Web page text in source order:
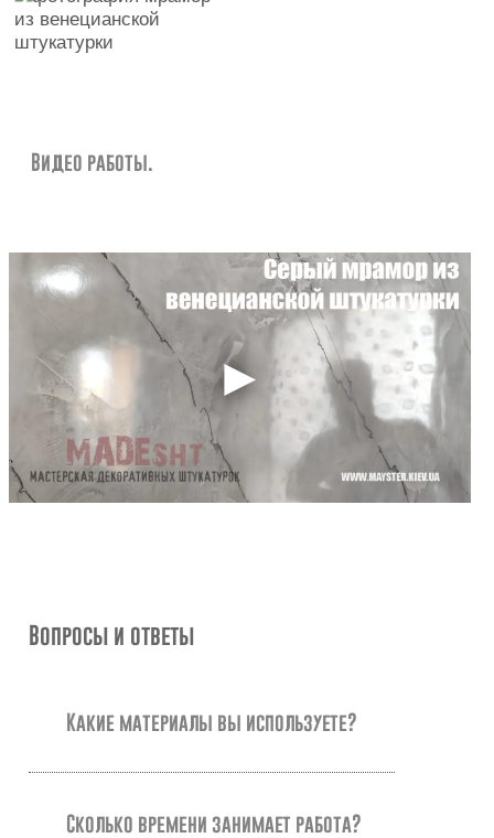
Видео работы.
Вопросы и ответы
Какие материалы вы используете?
Сколько времени занимает работа?